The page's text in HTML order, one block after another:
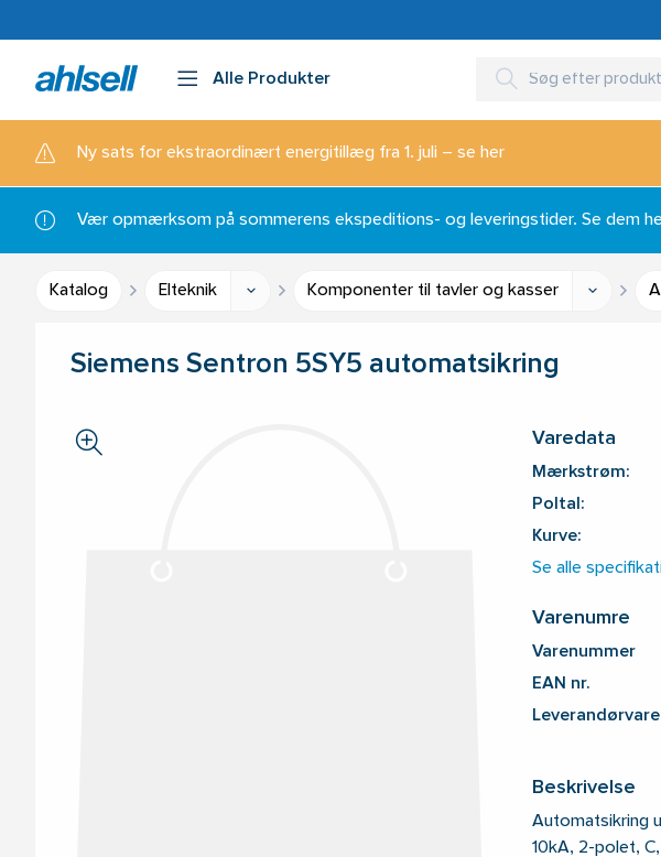
Alle Produkter
Ny sats for ekstraordinært energitillæg fra 1. juli – se her
Vær opmærksom på sommerens ekspeditions- og leveringstider. Se dem
Katalog Elteknik Komponenter til tavler og kasser
Siemens Sentron 5SY5 automatsikring
Varedata
Mærkstrøm:
Poltal:
Kurve:
Se alle
Varenumre
Varenummer
EAN nr.
Beskrivelse
Automatsikring
10kA, 2-polet, C,